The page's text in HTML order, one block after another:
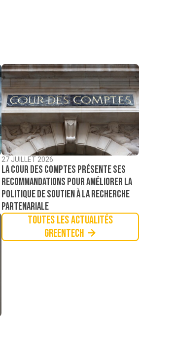
27 JUILLET 2026
La Cour des comptes présente ses
recommandations pour améliorer la
politique de soutien à la recherche
partenariale
Toutes les actualités
Greentech